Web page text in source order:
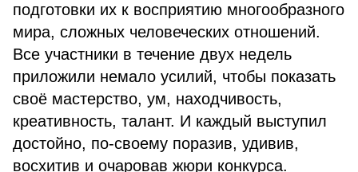
подготовки их к восприятию многообразного
мира, сложных человеческих отношений.
Все участники в течение двух недель
приложили немало усилий, чтобы показать
своё мастерство, ум, находчивость,
креативность, талант. И каждый выступил
достойно, по-своему поразив, удивив,
восхитив и очаровав жюри конкурса.